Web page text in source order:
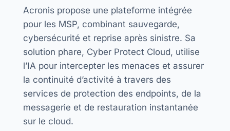
Acronis propose une plateforme intégrée
pour les MSP, combinant sauvegarde,
cybersécurité et reprise après sinistre. Sa
solution phare, Cyber Protect Cloud, utilise
l’IA pour intercepter les menaces et assurer
la continuité d’activité à travers des
services de protection des endpoints, de la
messagerie et de restauration instantanée
sur le cloud.